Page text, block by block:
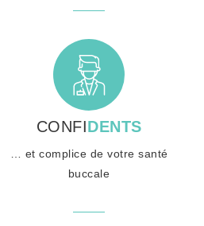
CONFIDENTS
… et complice de votre santé
buccale